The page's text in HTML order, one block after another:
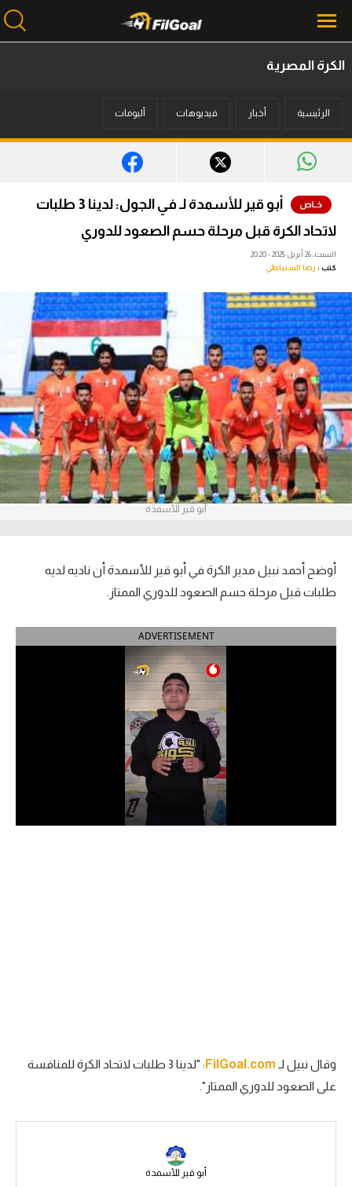
أخبار
ميركاتو
فانتازي في الجول
فيديوهات
عدسات
آراء حرة
ركن الألعاب
بطولات
أمريكا 2026
الدوري الإسباني
الدوري الإيطالي
الدوري السعودي للمحترفين
دوري أبطال إفريقيا
الكرة المصرية
الرئيسية أخبار فيديوهات ألبومات
أبو قير للأسمدة لـ في الجول: لدينا 3 طلبات
لاتحاد الكرة قبل مرحلة حسم الصعود للدوري
السبت، 26 أبريل 2025 - 20:20
كتب : رضا السنباطي
أبو قير للأسمدة
أوضح أحمد نبيل مدير الكرة في أبو قير للأسمدة أن ناديه لديه
طلبات قبل مرحلة حسم الصعود للدوري الممتاز.
ADVERTISEMENT
وقال نبيل لـ FilGoal.com
: "لدينا 3 طلبات لاتحاد الكرة للمنافسة
على الصعود للدوري الممتاز".
أبو قير للأسمدة